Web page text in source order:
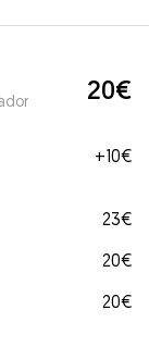
20€
+10€
23€
20€
20€